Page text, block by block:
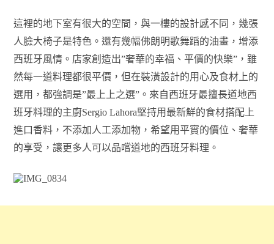
這裡的地下室有很大的空間，與一樓的設計感不同，幾張
人臉大椅子是特色。還有幾幅佛朗明歌舞蹈的油畫，增添
西班牙風情。店家創造出”奢華的幸福、平價的快樂”，雖
然每一道料理都很平價，但在裝潢設計的用心及食材上的
選用，都強調是”最上上之選”。來自西班牙最擅長道地西
班牙料理的主廚Sergio Lahora堅持用最新鮮的食材搭配上
進口香料，不添加人工添加物，希望用平實的價位、奢華
的享受，讓更多人可以品嚐道地的西班牙料理。